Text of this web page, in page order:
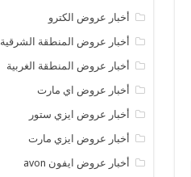
أخبار عروض الكترو
أخبار عروض المنطقة الشرقية
أخبار عروض المنطقة الغربية
أخبار عروض اي مارت
أخبار عروض ايزي ستور
أخبار عروض ايزي مارت
أخبار عروض ايفون avon